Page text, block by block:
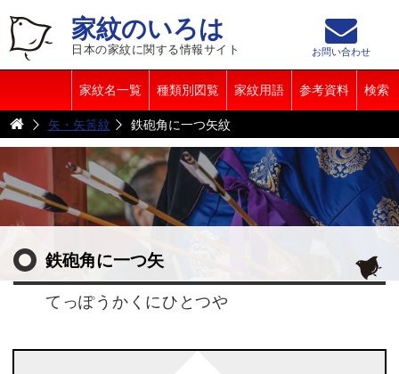
家紋のいろは
日本の家紋に関する情報サイト
家紋名一覧 種類別図覧 家紋用語 参考資料 検索
お問い合わせ
矢・矢筈紋 鉄砲角に一つ矢紋
鉄砲角に一つ矢
てっぽうかくにひとつや